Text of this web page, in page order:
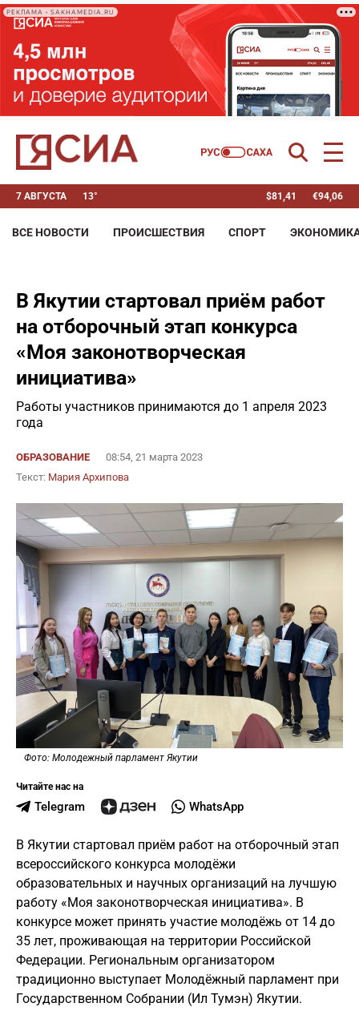
РЕКЛАМА • SAKHAMEDIA.RU
7 АВГУСТА 13° $81,41 €94,06
ВСЕ НОВОСТИ ПРОИСШЕСТВИЯ СПОРТ
В Якутии стартовал приём работ
на отборочный этап конкурса
«Моя законотворческая
инициатива»
Работы участников принимаются до 1 апреля 2023
года
ОБРАЗОВАНИЕ
08:54, 21 марта 2023
Текст: Мария Архипова
Фото: Молодежный парламент Якутии
Читайте нас на
Telegram WhatsApp
В Якутии стартовал приём работ на отборочный этап
всероссийского конкурса молодёжи
образовательных и научных организаций на лучшую
работу «Моя законотворческая инициатива». В
конкурсе может принять участие молодёжь от 14 до
35 лет, проживающая на территории Российской
Федерации. Региональным организатором
традиционно выступает Молодёжный парламент при
Государственном Собрании (Ил Тумэн) Якутии.